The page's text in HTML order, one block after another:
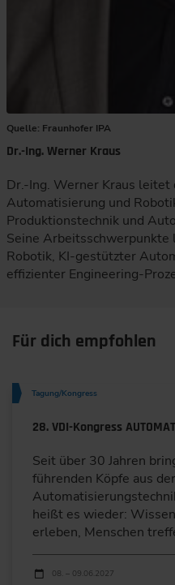
Quelle: Fraunhofer IPA
Dr.-Ing. Werner Kraus
Dr.-Ing. Werner Kraus leitet
Automatisierung und
Produktionstechnik und
Seine
Robotik, KI-gestützter
effizienter Engineering-
Für dich empfohlen
Tagung/Kongress
28. VDI-Kongress
Seit über 30 Jahren
führenden Köpfe aus
heißt es wieder:
erleben, Menschen
Durchführungen
Veranstaltungsdatum
08. – 09.06.2027